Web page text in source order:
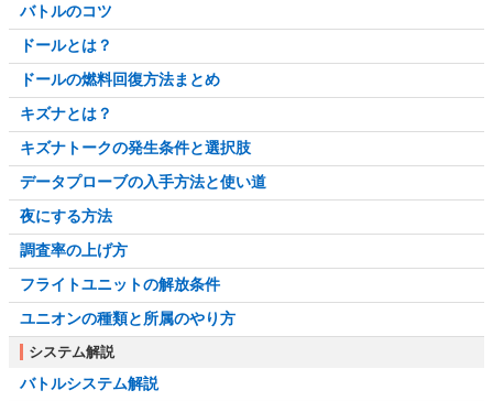
バトルのコツ
ドールとは？
ドールの燃料回復方法まとめ
キズナとは？
キズナトークの発生条件と選択肢
データプローブの入手方法と使い道
夜にする方法
調査率の上げ方
フライトユニットの解放条件
ユニオンの種類と所属のやり方
システム解説
バトルシステム解説